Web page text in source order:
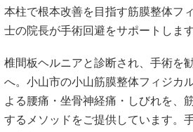
本柱で根本改善を目指す筋膜整体フ
士の院長が手術回避をサポートします
椎間板ヘルニアと診断され、手術を
へ。小山市の小山筋膜整体フィジカ
よる腰痛・坐骨神経痛・しびれを、
するメソッドをご提供しています。